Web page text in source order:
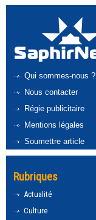
Qui sommes-nous ?
Nous contacter
Régie publicitaire
Mentions légales
Soumettre article
Rubriques
Actualité
Culture